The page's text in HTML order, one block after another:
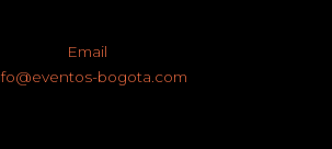
Email
bogota.com